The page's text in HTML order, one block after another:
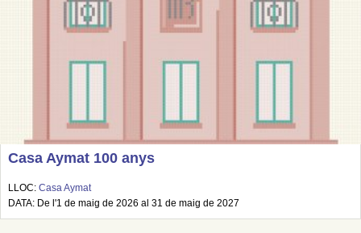
Casa Aymat 100 anys
LLOC: Casa Aymat
DATA: De l'1 de maig de 2026 al 31 de maig de 2027